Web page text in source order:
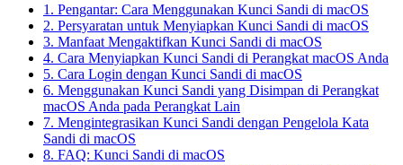
1. Pengantar: Cara Menggunakan Kunci Sandi di macOS
2. Persyaratan untuk Menyiapkan Kunci Sandi di macOS
3. Manfaat Mengaktifkan Kunci Sandi di macOS
4. Cara Menyiapkan Kunci Sandi di Perangkat macOS Anda
5. Cara Login dengan Kunci Sandi di macOS
6. Menggunakan Kunci Sandi yang Disimpan di Perangkat
macOS Anda pada Perangkat Lain
7. Mengintegrasikan Kunci Sandi dengan Pengelola Kata
Sandi di macOS
8. FAQ: Kunci Sandi di macOS